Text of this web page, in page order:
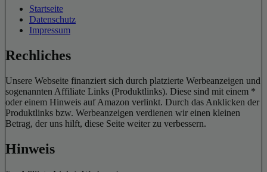
Startseite
Datenschutz
Impressum
Rechliches
Unsere Webseite finanziert sich durch platzierte Werbeanzeigen und
sogenannten Affiliate Links (Produktlinks). Diese sind mit einem *
oder einem Hinweis auf Amazon verlinkt. Durch das Anklicken der
Produktlinks bzw. Werbeanzeigen verdienen wir einen kleinen
Betrag, der uns hilft, diese Seite weiter zu verbessern.
Hinweis